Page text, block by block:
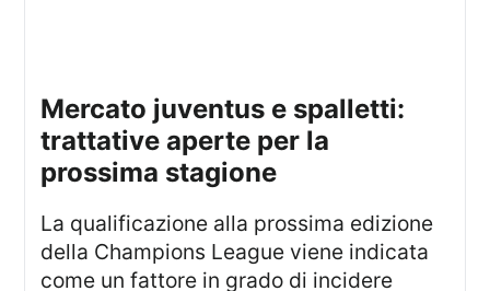
mercato juventus e spalletti:
trattative aperte per la
prossima stagione
La qualificazione alla prossima edizione
della Champions League viene indicata
come un fattore in grado di incidere